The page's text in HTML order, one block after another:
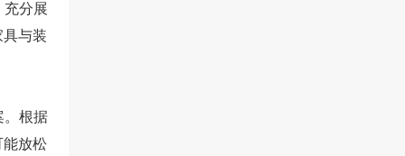
充分展
与装
。根据
能放松